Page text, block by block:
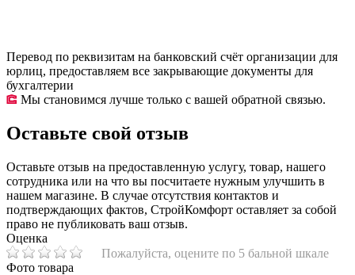
Перевод по реквизитам на банковский счёт организации для
юрлиц, предоставляем все закрывающие документы для
бухгалтерии
Мы становимся лучше только с вашей обратной связью.
Оставьте свой отзыв
Оставьте отзыв на предоставленную услугу, товар, нашего
сотрудника или на что вы посчитаете нужным улучшить в
нашем магазине. В случае отсутствия контактов и
подтверждающих фактов, СтройКомфорт оставляет за собой
право не публиковать ваш отзыв.
Оценка
Пожалуйста, оцените по 5 бальной шкале
Фото товара